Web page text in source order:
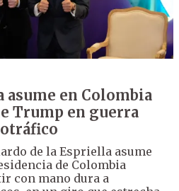
asume en Colombia
Trump en guerra
de la Espriella asume
de Colombia
con mano dura a